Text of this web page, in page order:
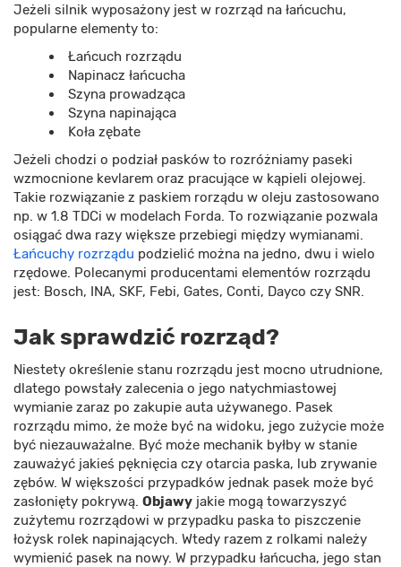
Jeżeli silnik wyposażony jest w rozrząd na łańcuchu,
popularne elementy to:
Łańcuch rozrządu
Napinacz łańcucha
Szyna prowadząca
Szyna napinająca
Koła zębate
Jeżeli chodzi o podział pasków to rozróżniamy paseki
wzmocnione kevlarem oraz pracujące w kąpieli olejowej.
Takie rozwiązanie z paskiem rorządu w oleju zastosowano
np. w 1.8 TDCi w modelach Forda. To rozwiązanie pozwala
osiągać dwa razy większe przebiegi między wymianami.
Łańcuchy rozrządu podzielić można na jedno, dwu i wielo
rzędowe. Polecanymi producentami elementów rozrządu
jest: Bosch, INA, SKF, Febi, Gates, Conti, Dayco czy SNR.
Jak sprawdzić rozrząd?
Niestety określenie stanu rozrządu jest mocno utrudnione,
dlatego powstały zalecenia o jego natychmiastowej
wymianie zaraz po zakupie auta używanego. Pasek
rozrządu mimo, że może być na widoku, jego zużycie może
być niezauważalne. Być może mechanik byłby w stanie
zauważyć jakieś pęknięcia czy otarcia paska, lub zrywanie
zębów. W większości przypadków jednak pasek może być
zasłonięty pokrywą. Objawy jakie mogą towarzyszyć
zużytemu rozrządowi w przypadku paska to piszczenie
łożysk rolek napinających. Wtedy razem z rolkami należy
wymienić pasek na nowy. W przypadku łańcucha, jego stan